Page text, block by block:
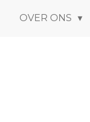
OVER ONS